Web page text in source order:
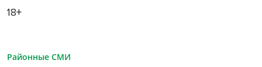
18+
Районные СМИ